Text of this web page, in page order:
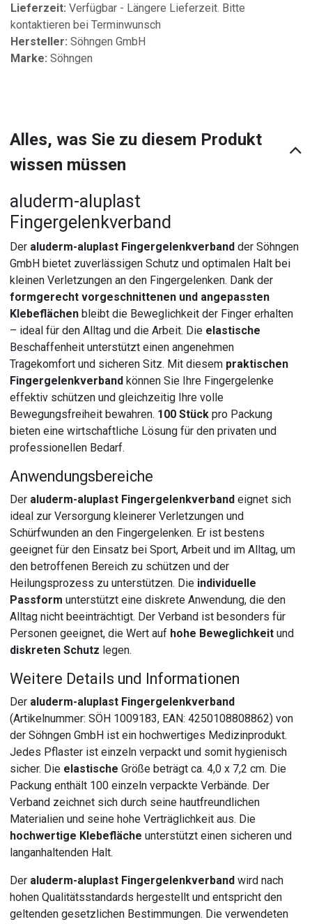
Lieferzeit: Verfügbar - Längere Lieferzeit. Bitte
kontaktieren bei Terminwunsch
Hersteller: Söhngen GmbH
Marke: Söhngen
Alles, was Sie zu diesem Produkt
wissen müssen
aluderm-aluplast
Fingergelenkverband
Der aluderm-aluplast Fingergelenkverband der Söhngen
GmbH bietet zuverlässigen Schutz und optimalen Halt bei
kleinen Verletzungen an den Fingergelenken. Dank der
formgerecht vorgeschnittenen und angepassten
Klebeflächen bleibt die Beweglichkeit der Finger erhalten
– ideal für den Alltag und die Arbeit. Die elastische
Beschaffenheit unterstützt einen angenehmen
Tragekomfort und sicheren Sitz. Mit diesem praktischen
Fingergelenkverband können Sie Ihre Fingergelenke
effektiv schützen und gleichzeitig Ihre volle
Bewegungsfreiheit bewahren. 100 Stück pro Packung
bieten eine wirtschaftliche Lösung für den privaten und
professionellen Bedarf.
Anwendungsbereiche
Der aluderm-aluplast Fingergelenkverband eignet sich
ideal zur Versorgung kleinerer Verletzungen und
Schürfwunden an den Fingergelenken. Er ist bestens
geeignet für den Einsatz bei Sport, Arbeit und im Alltag, um
den betroffenen Bereich zu schützen und der
Heilungsprozess zu unterstützen. Die individuelle
Passform unterstützt eine diskrete Anwendung, die den
Alltag nicht beeinträchtigt. Der Verband ist besonders für
Personen geeignet, die Wert auf hohe Beweglichkeit und
diskreten Schutz legen.
Weitere Details und Informationen
Der aluderm-aluplast Fingergelenkverband
(Artikelnummer: SÖH 1009183, EAN: 4250108808862) von
der Söhngen GmbH ist ein hochwertiges Medizinprodukt.
Jedes Pflaster ist einzeln verpackt und somit hygienisch
sicher. Die elastische Größe beträgt ca. 4,0 x 7,2 cm. Die
Packung enthält 100 einzeln verpackte Verbände. Der
Verband zeichnet sich durch seine hautfreundlichen
Materialien und seine hohe Verträglichkeit aus. Die
hochwertige Klebefläche unterstützt einen sicheren und
langanhaltenden Halt.
Der aluderm-aluplast Fingergelenkverband wird nach
hohen Qualitätsstandards hergestellt und entspricht den
geltenden gesetzlichen Bestimmungen. Die verwendeten